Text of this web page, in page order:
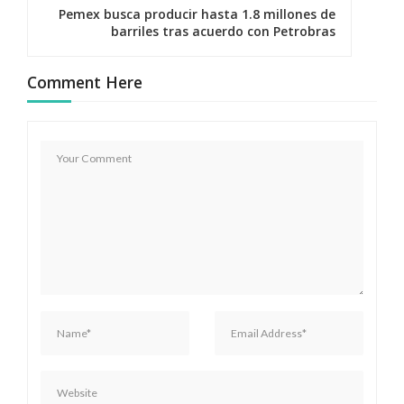
c
i
Pemex busca producir hasta 1.8 millones de
barriles tras acuerdo con Petrobras
Comment Here